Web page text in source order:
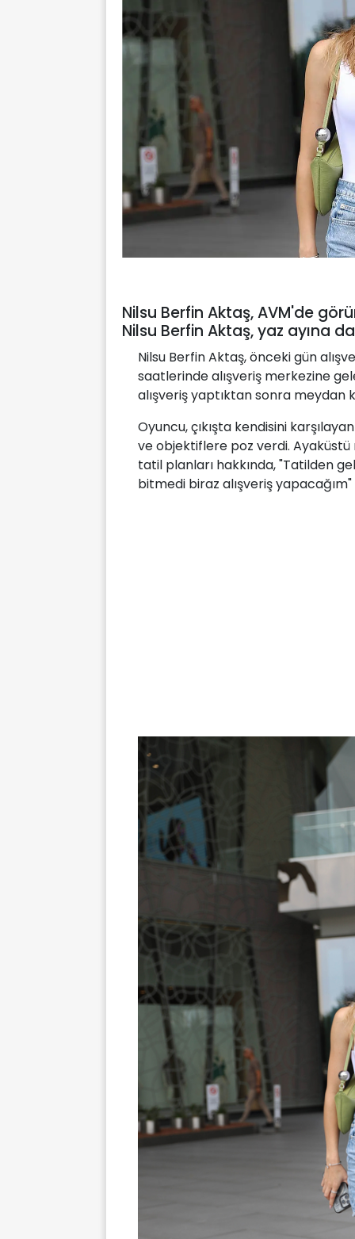
Nilsu Berfin Aktaş, AVM'de
Nilsu Berfin Aktaş, yaz ayına
Nilsu Berfin Aktaş, önceki gün
saatlerinde alışveriş merkezine
alışveriş yaptıktan sonra meydan
Oyuncu, çıkışta kendisini
ve objektiflere poz verdi.
tatil planları hakkında, "Tatilden
bitmedi biraz alışveriş